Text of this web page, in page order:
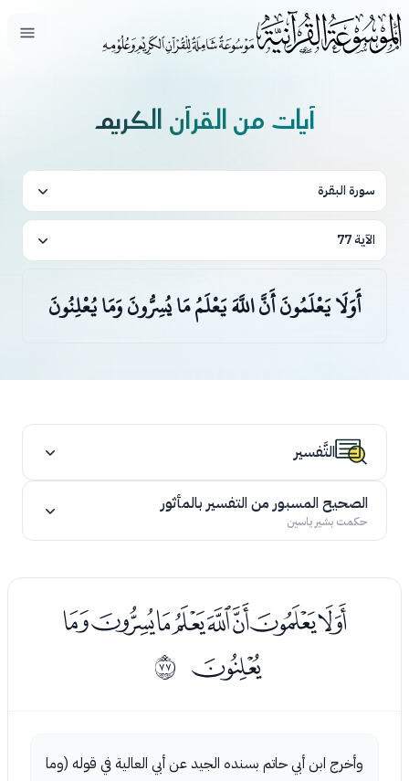
فتح
آيات من القرآن الكريم
سورة البقرة
الآية 77
أَوَلَا يَعْلَمُونَ أَنَّ اللَّهَ يَعْلَمُ مَا يُسِرُّونَ وَمَا يُعْلِنُونَ
التَّفسير
الصحيح المسبور من التفسير بالمأثور
حكمت بشير ياسين
ﭑﭒﭓﭔﭕﭖﭗﭘ
ﭙ ﱌ
وأخرج ابن أبي حاتم بسنده الجيد عن أبي العالية في قوله (وما